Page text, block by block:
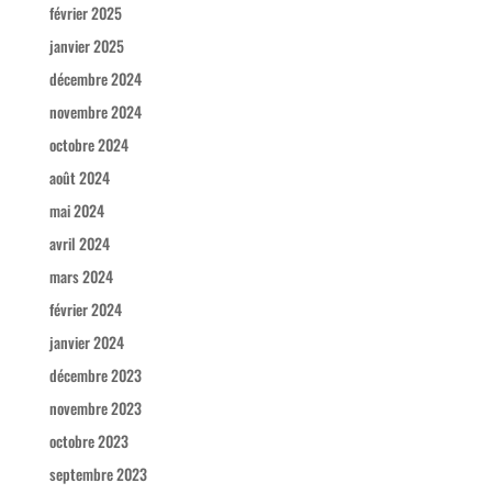
février 2025
janvier 2025
décembre 2024
novembre 2024
octobre 2024
août 2024
mai 2024
avril 2024
mars 2024
février 2024
janvier 2024
décembre 2023
novembre 2023
octobre 2023
septembre 2023